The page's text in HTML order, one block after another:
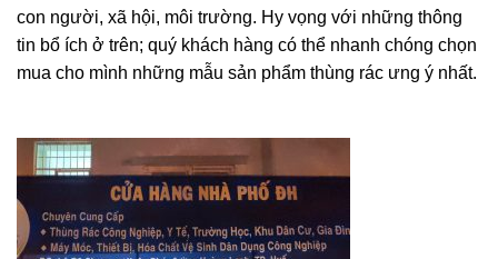
con người, xã hội, môi trường. Hy vọng với những thông
tin bổ ích ở trên; quý khách hàng có thể nhanh chóng chọn
mua cho mình những mẫu sản phẩm thùng rác ưng ý nhất.